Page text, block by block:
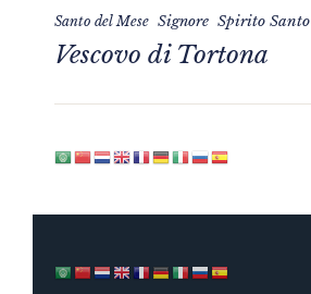
Santo del Mese Signore Spirito Santo
Vescovo di Tortona